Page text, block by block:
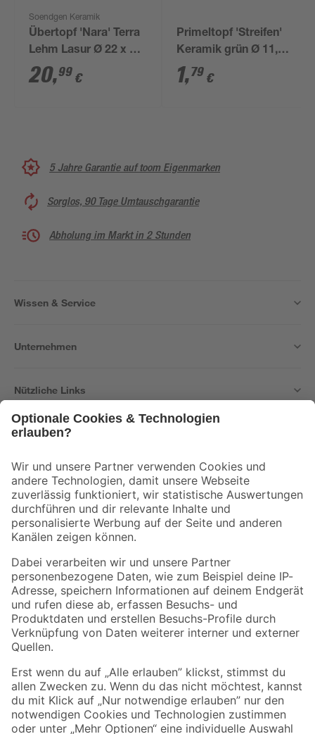
Soendgen Keramik
Übertopf 'Nara' Terra
Lehm Lasur Ø 22 x 19
cm
20,99 €
Primeltopf 'Streifen'
Keramik grün Ø 11,9 x
10 cm
1,79 €
5 Jahre Garantie auf toom Eigenmarken
Sorglos, 90 Tage Umtauschgarantie
Abholung im Markt in 2 Stunden
Wissen & Service
Unternehmen
Nützliche Links
Der toom Newsletter: Keine Angebote und Aktionen mehr verpassen!
Zur Newsletter Anmeldung
Folge uns
Zahlungsarten Versandarten
Sicher einkaufen
Jetzt die toom-App herunterladen